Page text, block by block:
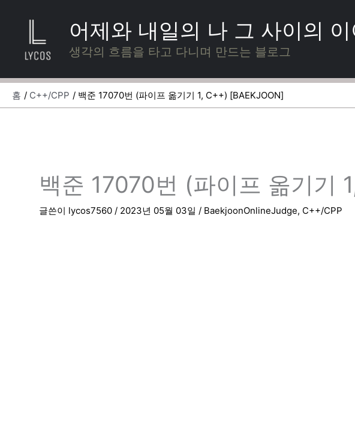
너
기
어제와 내일의 나 그 사이의 이
생각의 흐름을 타고 다니며 만드는 블로그
홈 C++/CPP 백준 17070번 (파이프 옮기기 1, C++) [BAEKJOON]
백준 17070번 (파이프 옮기기
글쓴이 lycos7560 / 2023년 05월 03일 / BaekjoonOnlineJudge, C++/CPP